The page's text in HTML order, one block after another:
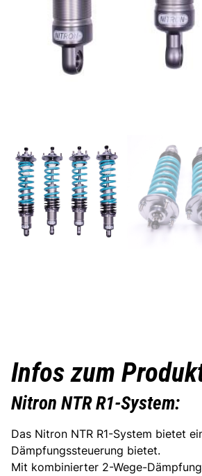
Infos zum
Nitron NTR R1-System:
Das Nitron NTR R1-System bietet
Dämpfungssteuerung bietet.
Mit kombinierter 2-Wege-